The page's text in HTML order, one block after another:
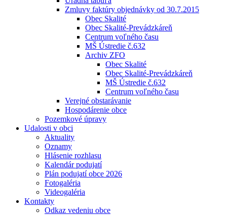
Zmluvy faktúry objednávky od 30.7.2015
Obec Skalité
Obec Skalité-Prevádzkáreň
Centrum voľného času
MŠ Ústredie č.632
Archiv ZFO
Obec Skalité
Obec Skalité-Prevádzkáreň
MŠ Ústredie č.632
Centrum voľného času
Verejné obstarávanie
Hospodárenie obce
Pozemkové úpravy
Udalosti v obci
Aktuality
Oznamy
Hlásenie rozhlasu
Kalendár podujatí
Plán podujatí obce 2026
Fotogaléria
Videogaléria
Kontakty
Odkaz vedeniu obce